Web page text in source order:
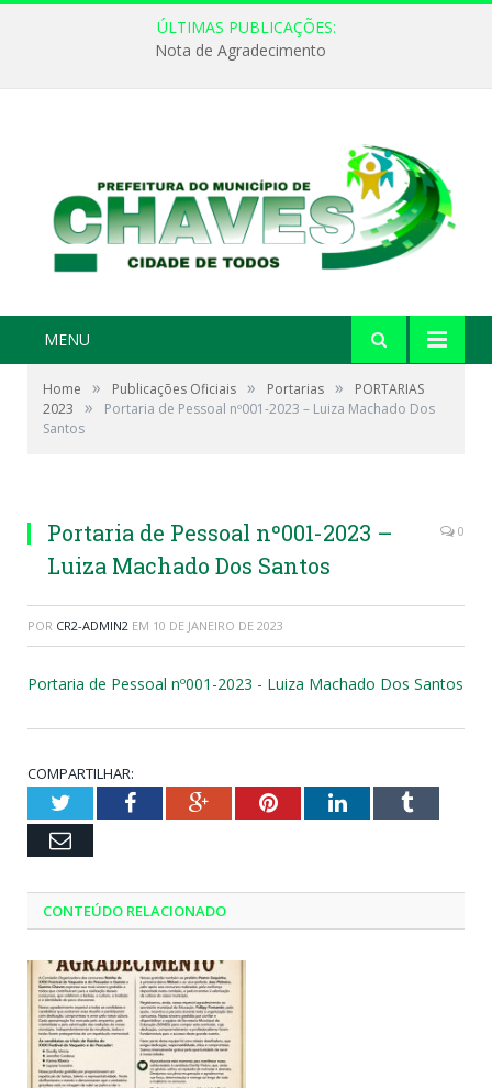
ÚLTIMAS PUBLICAÇÕES:
Nota de Agradecimento
MENU
Home » Publicações Oficiais » Portarias »
PORTARIAS
2023
»
Portaria de Pessoal nº001-2023 – Luiza Machado Dos
Santos
Portaria de Pessoal nº001-2023 –
Luiza Machado Dos Santos
0
POR CR2-ADMIN2 EM 10 DE JANEIRO DE 2023
Portaria de Pessoal nº001-2023 - Luiza Machado Dos Santos
COMPARTILHAR:
TwitterFacebookGoogle+PinterestLinkedInTumblr
Email
CONTEÚDO RELACIONADO